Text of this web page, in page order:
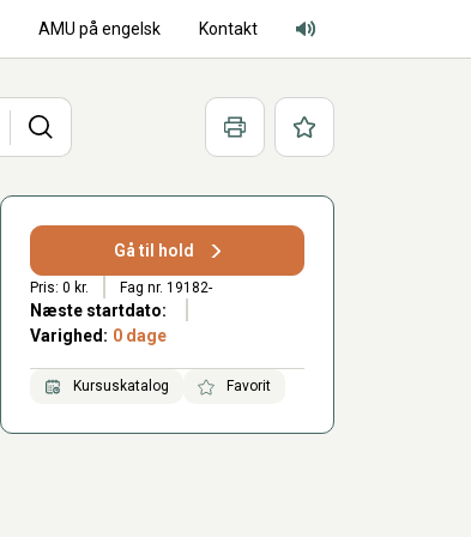
AMU på engelsk Kontakt
Adgang for alle lyd
Søg Print Favoritter
Gå til hold
Pris: 0 kr. Fag nr. 19182-
Næste startdato:
Varighed: 0 dage
Kursuskatalog Favorit